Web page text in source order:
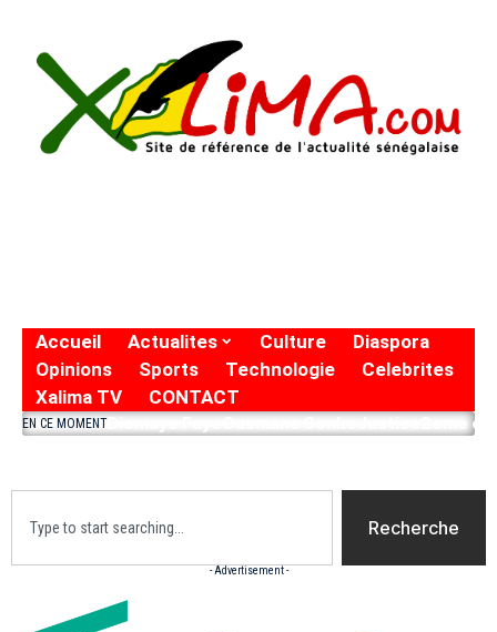
Accueil Actualites Culture
Diaspora
Opinions
Sports Technologie
Celebrites
Xalima TV
CONTACT
EN CE MOMENTDiomaye FayeOusmane SonkoJustice2eme
Recherche
- Advertisement -